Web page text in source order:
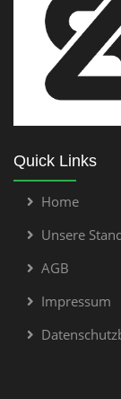
Quick Links
Home
Unsere
AGB
Impressum